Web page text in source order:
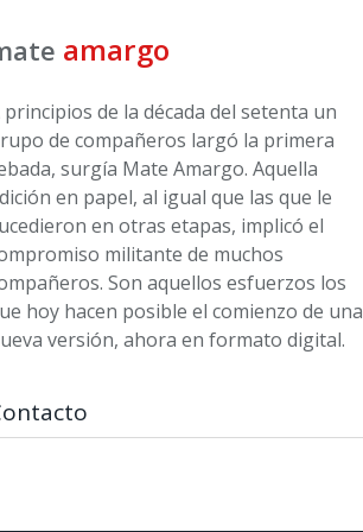
amargo
principios de la década del setenta un
de compañeros largó la primera
surgía Mate Amargo. Aquella
en papel, al igual que las que le
en otras etapas, implicó el
militante de muchos
Son aquellos esfuerzos los
hoy hacen posible el comienzo de una
versión, ahora en formato digital.